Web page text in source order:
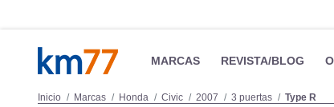
MARCAS REVISTA/BLOG
Inicio Marcas Honda Civic 2007 3 puertas Type R